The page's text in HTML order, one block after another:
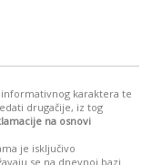
karaktera te
drugačije, iz tog
na osnovi
je isključivo
se na dnevnoj bazi.